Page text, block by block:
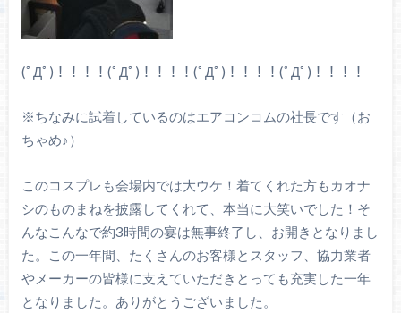
(ﾟДﾟ)！！！！(ﾟДﾟ)！！！！(ﾟДﾟ)！！！！(ﾟДﾟ)！！！！
※ちなみに試着しているのはエアコンコムの社長です（お
ちゃめ♪）
このコスプレも会場内では大ウケ！着てくれた方もカオナ
シのものまねを披露してくれて、本当に大笑いでした！そ
んなこんなで約3時間の宴は無事終了し、お開きとなりまし
た。この一年間、たくさんのお客様とスタッフ、協力業者
やメーカーの皆様に支えていただきとっても充実した一年
となりました。ありがとうございました。